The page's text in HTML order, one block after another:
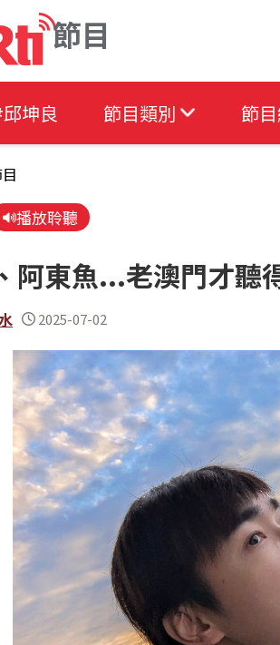
節目
坤良 節目類別 節
播放聆聽
阿東魚...老澳門才聽
2025-07-02